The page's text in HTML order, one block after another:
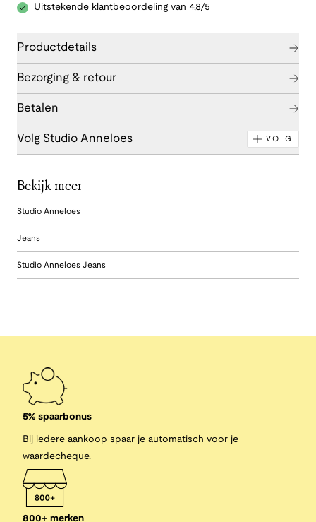
Uitstekende klantbeoordeling van 4,8/5
Productdetails
Bezorging & retour
Betalen
Volg Studio Anneloes VOLG
Bekijk meer
Studio Anneloes
Jeans
Studio Anneloes Jeans
5% spaarbonus
Bij iedere aankoop spaar je automatisch voor je
waardecheque.
800+ merken